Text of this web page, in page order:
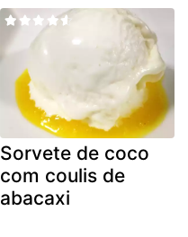
Sorvete de coco
com coulis de
abacaxi